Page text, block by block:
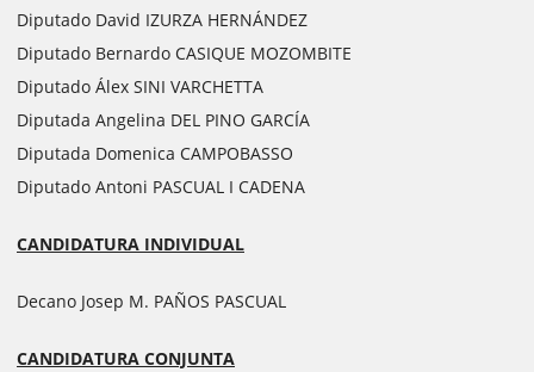
Diputado David IZURZA HERNÁNDEZ
Diputado Bernardo CASIQUE MOZOMBITE
Diputado Álex SINI VARCHETTA
Diputada Angelina DEL PINO GARCÍA
Diputada Domenica CAMPOBASSO
Diputado Antoni PASCUAL I CADENA
CANDIDATURA INDIVIDUAL
Decano Josep M. PAÑOS PASCUAL
CANDIDATURA CONJUNTA